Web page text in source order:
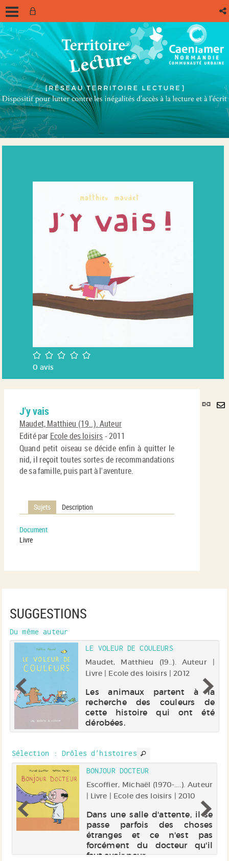
/5
0avis
Lien
J'y vais
Maudet, Matthieu (19..). Auteur
Edité par Ecole des loisirs- 2011
Quand petit oiseau se décide enfin à quitter le
nid, il reçoit toutes sortes de recommandations
de sa famille, puis part à l'aventure.
Sujets Description
Document
Livre
SUGGESTIONS
Du même auteur
LE VOLEUR DE COULEURS
Maudet, Matthieu (19..). Auteur |
Livre | Ecole des loisirs | 2012
Les animaux partent à la
recherche des couleurs de
cette histoire qui ont été
dérobées.
Sélection : Drôles d'histoires
BONJOUR DOCTEUR
Escoffier, Michaël (1970-....). Auteur
| Livre | Ecole des loisirs | 2010
Dans une salle d'attente, il se
passe parfois des choses
étranges et ce n'est pas
forcément du docteur qu'il
faut avoir peur.